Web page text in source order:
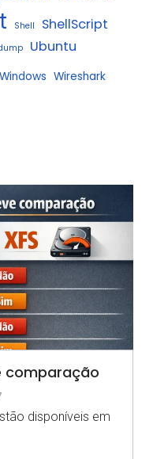
Shell ShellScript
Ubuntu
Windows Wireshark
comparação
disponíveis em